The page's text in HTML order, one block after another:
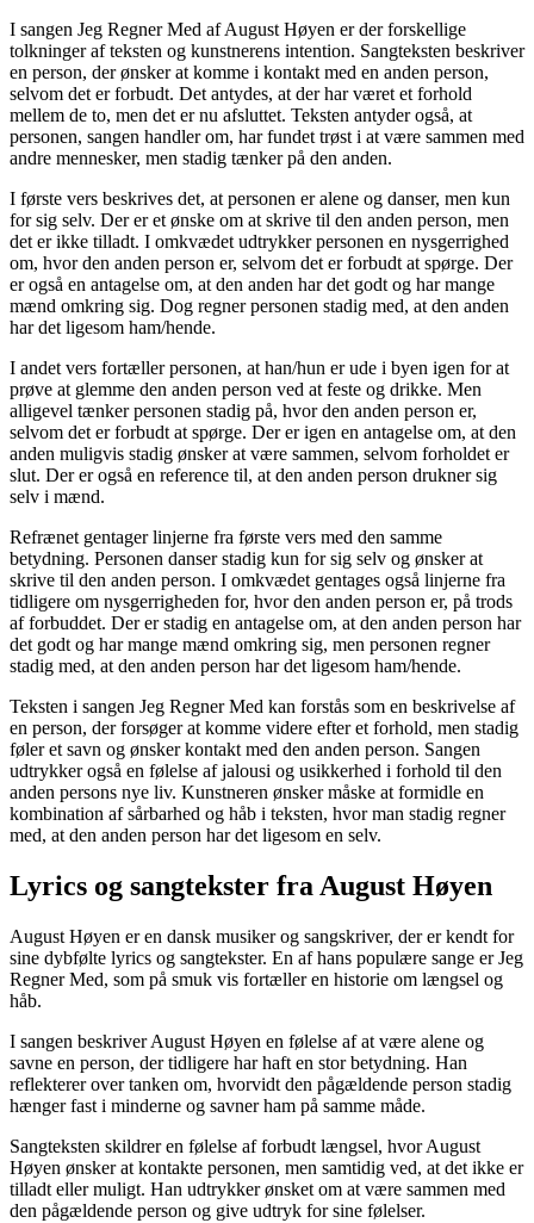
I sangen Jeg Regner Med af August Høyen er der forskellige
tolkninger af teksten og kunstnerens intention. Sangteksten beskriver
en person, der ønsker at komme i kontakt med en anden person,
selvom det er forbudt. Det antydes, at der har været et forhold
mellem de to, men det er nu afsluttet. Teksten antyder også, at
personen, sangen handler om, har fundet trøst i at være sammen med
andre mennesker, men stadig tænker på den anden.
I første vers beskrives det, at personen er alene og danser, men kun
for sig selv. Der er et ønske om at skrive til den anden person, men
det er ikke tilladt. I omkvædet udtrykker personen en nysgerrighed
om, hvor den anden person er, selvom det er forbudt at spørge. Der
er også en antagelse om, at den anden har det godt og har mange
mænd omkring sig. Dog regner personen stadig med, at den anden
har det ligesom ham/hende.
I andet vers fortæller personen, at han/hun er ude i byen igen for at
prøve at glemme den anden person ved at feste og drikke. Men
alligevel tænker personen stadig på, hvor den anden person er,
selvom det er forbudt at spørge. Der er igen en antagelse om, at den
anden muligvis stadig ønsker at være sammen, selvom forholdet er
slut. Der er også en reference til, at den anden person drukner sig
selv i mænd.
Refrænet gentager linjerne fra første vers med den samme
betydning. Personen danser stadig kun for sig selv og ønsker at
skrive til den anden person. I omkvædet gentages også linjerne fra
tidligere om nysgerrigheden for, hvor den anden person er, på trods
af forbuddet. Der er stadig en antagelse om, at den anden person har
det godt og har mange mænd omkring sig, men personen regner
stadig med, at den anden person har det ligesom ham/hende.
Teksten i sangen Jeg Regner Med kan forstås som en beskrivelse af
en person, der forsøger at komme videre efter et forhold, men stadig
føler et savn og ønsker kontakt med den anden person. Sangen
udtrykker også en følelse af jalousi og usikkerhed i forhold til den
anden persons nye liv. Kunstneren ønsker måske at formidle en
kombination af sårbarhed og håb i teksten, hvor man stadig regner
med, at den anden person har det ligesom en selv.
Lyrics og sangtekster fra August Høyen
August Høyen er en dansk musiker og sangskriver, der er kendt for
sine dybfølte lyrics og sangtekster. En af hans populære sange er Jeg
Regner Med, som på smuk vis fortæller en historie om længsel og
håb.
I sangen beskriver August Høyen en følelse af at være alene og
savne en person, der tidligere har haft en stor betydning. Han
reflekterer over tanken om, hvorvidt den pågældende person stadig
hænger fast i minderne og savner ham på samme måde.
Sangteksten skildrer en følelse af forbudt længsel, hvor August
Høyen ønsker at kontakte personen, men samtidig ved, at det ikke er
tilladt eller muligt. Han udtrykker ønsket om at være sammen med
den pågældende person og give udtryk for sine følelser.